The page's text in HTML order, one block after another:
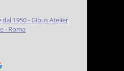
1950 - Gibus Atelier
- Roma